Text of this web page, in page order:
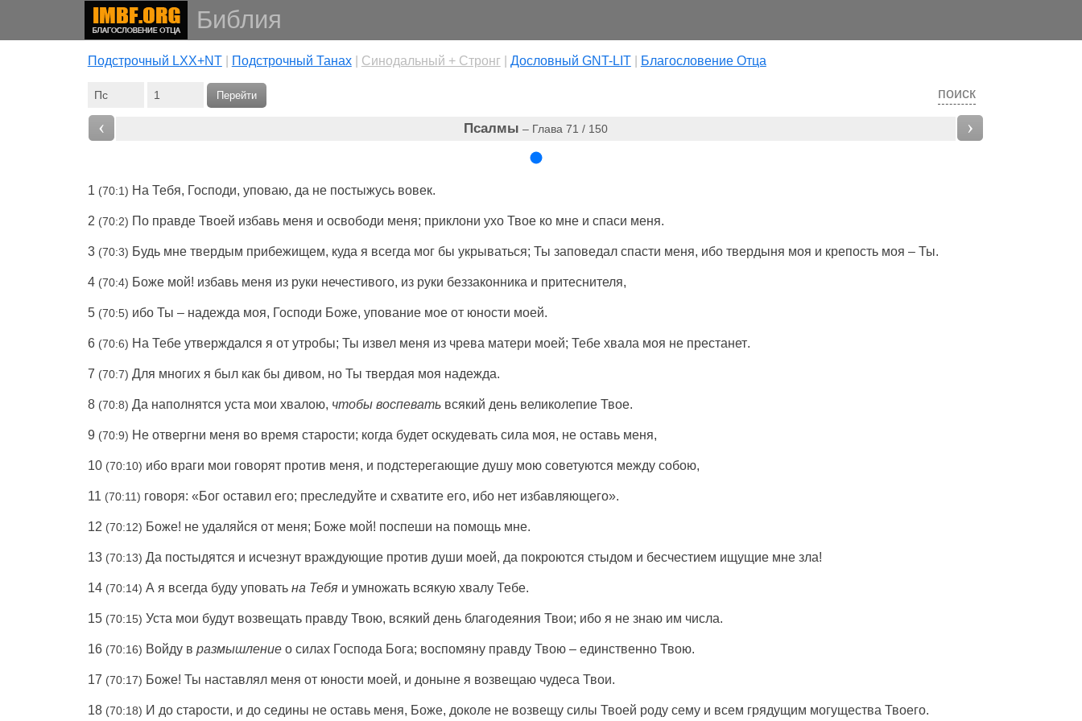
Библия
Подстрочный LXX+NT| Подстрочный Танах| Cинодальный + Стронг| Дословный GNT-LIT| Благословение Отца
поиск
Перейти
‹ Псалмы – Глава 71 / 150 ›
1 (70:1) На Тебя, Господи, уповаю, да не постыжусь вовек.
2 (70:2) По правдеТвоей избавьменя и освободи меня; приклони ухоТвое ко мне и спаси меня.
3 (70:3) Будь мне твердым прибежищем, куда я всегда мог бы укрываться; Ты заповедал спасти меня, ибо твердыня моя и крепостьмоя – Ты.
4 (70:4) Божемой! избавьменя из руки нечестивого, из руки беззаконника и притеснителя,
5 (70:5) ибо Ты – надежда моя, Господи Боже, упованиемое от юности моей.
6 (70:6) На Тебе утверждался я от утробы; Ты извелменя из чрева матери моей; Тебе хвала моя не престанет.
7 (70:7) Для многихя был как бы дивом, но Ты твердая моя надежда.
8 (70:8) Да наполнятся уста мои хвалою, чтобы воспеватьвсякий день великолепиеТвое.
9 (70:9) Не отвергни меня во время старости; когда будет оскудевать сила моя, не оставьменя,
10 (70:10) ибо враги мои говорятпротив меня, и подстерегающие душумою советуются между собою,
11 (70:11) говоря: «Бог оставилего; преследуйтеи схватитеего, ибо нет избавляющего».
12 (70:12) Боже! не удаляйся от меня; Божемой! поспеши на помощьмне.
13 (70:13) Да постыдятся и исчезнут враждующиепротив души моей, да покроются стыдом и бесчестием ищущиемне зла!
14 (70:14) А я всегда буду уповать на Тебяи умножатьвсякую хвалуТебе.
15 (70:15) Уста мои будут возвещать правдуТвою, всякий день благодеяния Твои; ибо я не знаюим числа.
16 (70:16) Войдув размышлениео силах Господа Бога; воспомяну правдуТвою – единственно Твою.
17 (70:17) Боже! Ты наставлялменя от юности моей, и доныне я возвещаю чудеса Твои.
18 (70:18) И до старости, и до седины не оставьменя, Боже, доколе не возвещу силы Твоей родусему и всем грядущим могущества Твоего.